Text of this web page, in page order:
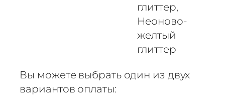
глиттер,
Неоново-
желтый
глиттер
Вы можете выбрать один из двух
вариантов оплаты: